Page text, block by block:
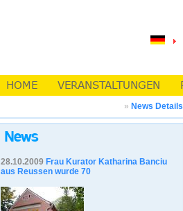
» News Details
28.10.2009 Frau Kurator Katharina Banciu
aus Reussen wurde 70